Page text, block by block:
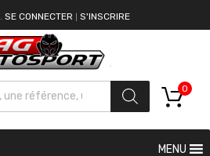
SE CONNECTER S'INSCRIRE
0
MENU